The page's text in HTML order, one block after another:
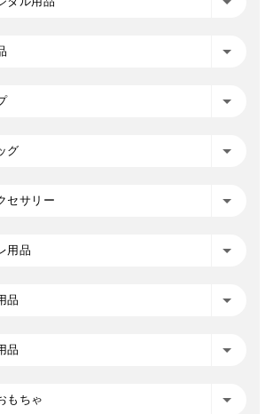
グ
セサリー
用品
品
品
もちゃ